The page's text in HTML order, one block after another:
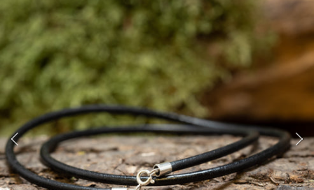
DIREKT ZU DEN PRODUKTINFORMATIONEN